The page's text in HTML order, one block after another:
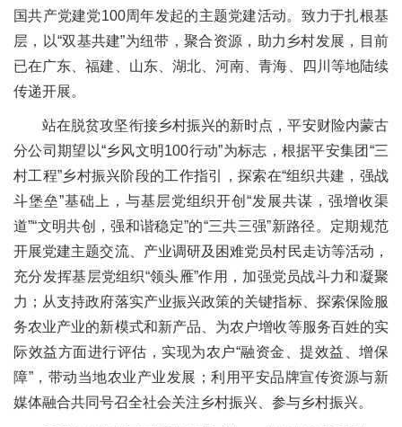
国共产党建党100周年发起的主题党建活动。致力于扎根基
层，以“双基共建”为纽带，聚合资源，助力乡村发展，目前
已在广东、福建、山东、湖北、河南、青海、四川等地陆续
传递开展。
站在脱贫攻坚衔接乡村振兴的新时点，平安财险内蒙古
分公司期望以“乡风文明100行动”为标志，根据平安集团“三
村工程”乡村振兴阶段的工作指引，探索在“组织共建，强战
斗堡垒”基础上，与基层党组织开创“发展共谋，强增收渠
道”“文明共创，强和谐稳定”的“三共三强”新路径。定期规范
开展党建主题交流、产业调研及困难党员村民走访等活动，
充分发挥基层党组织“领头雁”作用，加强党员战斗力和凝聚
力；从支持政府落实产业振兴政策的关键指标、探索保险服
务农业产业的新模式和新产品、为农户增收等服务百姓的实
际效益方面进行评估，实现为农户“融资金、提效益、增保
障”，带动当地农业产业发展；利用平安品牌宣传资源与新
媒体融合共同号召全社会关注乡村振兴、参与乡村振兴。